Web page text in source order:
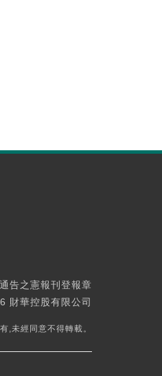
告之憲報刊登報章
華控股有限公司
,未經同意不得轉載。